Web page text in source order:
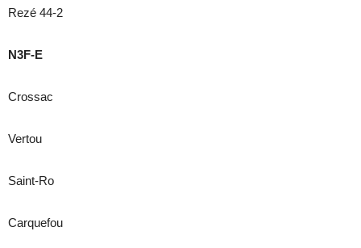
Rezé 44-2
N3F-E
Crossac
Vertou
Saint-Ro
Carquefou